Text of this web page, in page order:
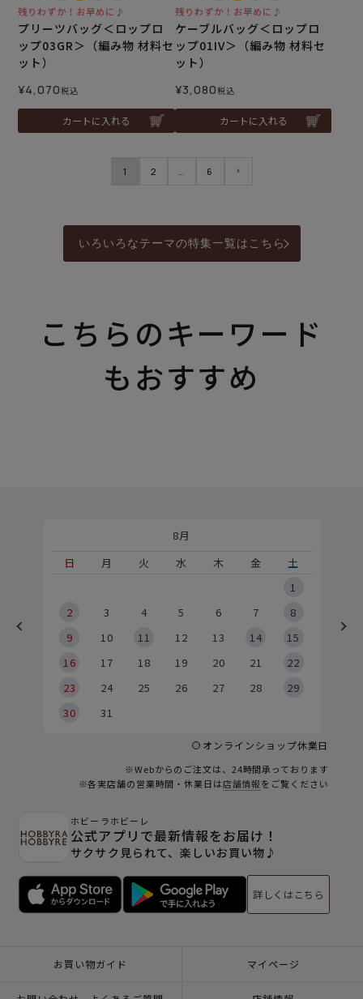
残りわずか！お早めに♪
プリーツバッグ＜ロップロ
ップ03GR＞（編み物 材料セ
ット）
¥4,070税込
カートに入れる
残りわずか！お早めに♪
ケーブルバッグ＜ロップロ
ップ01IV＞（編み物 材料セ
ット）
¥3,080税込
カートに入れる
1 2 6
いろいろなテーマの特集一覧はこちら
こちらのキーワード
もおすすめ
8月
日
月 火 水 木 金
土
1
2
3 4 5 6 7
8
9
10 11 12 13 14
15
16
17 18 19 20 21
22
23
24 25 26 27 28
29
30
31
オンラインショップ休業日
※Webからのご注文は、24時間承っております
※各実店舗の営業時間・休業日は店舗情報をご覧ください
ホビーラホビーレ
公式アプリで最新情報をお届け！
サクサク見られて、楽しいお買い物♪
詳しくはこちら
お買い物ガイド マイページ